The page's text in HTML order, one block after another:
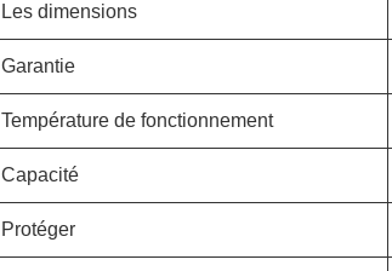
Les dimensions
Garantie
Température de fonctionnement
Capacité
Protéger